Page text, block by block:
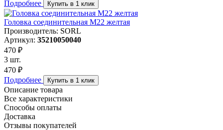
Подробнее
Купить в 1 клик
Головка соединительная М22 желтая
Производитель: SORL
Артикул: 35210050040
470 ₽
3 шт.
470 ₽
Подробнее
Купить в 1 клик
Описание товара
Все характеристики
Способы оплаты
Доставка
Отзывы покупателей